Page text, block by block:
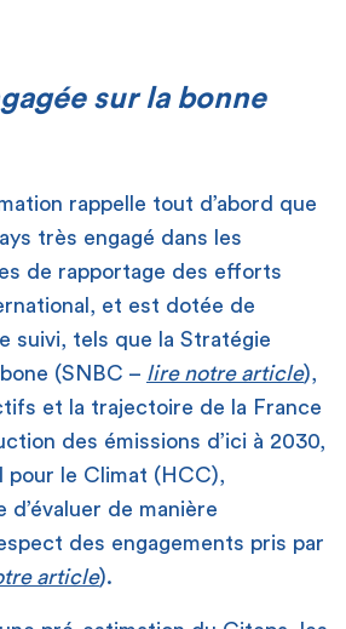
sur la bonne
rappelle tout d’abord que
très engagé dans les
de rapportage des efforts
et est dotée de
suivi, tels que la Stratégie
(SNBC – lire notre article),
et la trajectoire de la France
des émissions d’ici à 2030,
pour le Climat (HCC),
d’évaluer de manière
des engagements pris par
article).